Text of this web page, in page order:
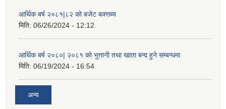
आर्थिक बर्ष २०८१|८२ को बजेट बक्त्तब्य
मिति: 06/26/2024 - 12:12
आर्थिक बर्ष २०८०| २०८१ को भुत्तानी तथा खाता बन्द हुने सम्बन्धमा
मिति: 06/19/2024 - 16:54
अन्य